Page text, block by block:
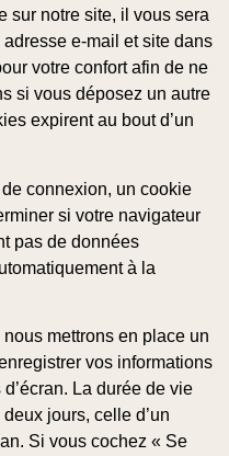
sur notre site, il vous sera
adresse e-mail et site dans
votre confort afin de ne
si vous déposez un autre
expirent au bout d’un
connexion, un cookie
si votre navigateur
pas de données
à la
mettrons en place un
vos informations
La durée de vie
jours, celle d’un
Si vous cochez « Se